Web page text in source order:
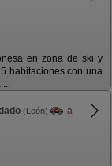
en zona de ski y
habitaciones con una
...
(León)
a